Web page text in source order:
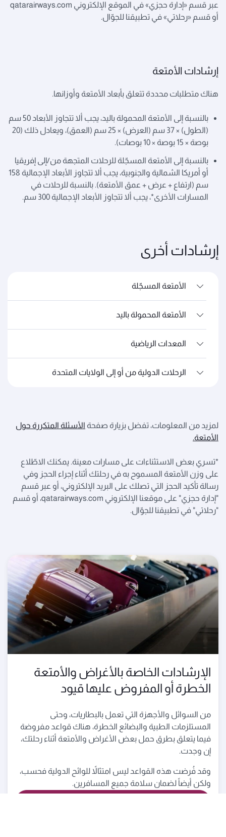
عبر قسم «إدارة حجزي» في الموقع الإلكتروني qatarairways.com
أو قسم «رحلاتي» في تطبيقنا للجوّال.
إرشادات الأمتعة
هناك متطلبات محددة تتعلق بأبعاد الأمتعة وأوزانها.
بالنسبة إلى الأمتعة المحمولة باليد، يجب ألا تتجاوز الأبعاد 50 سم
(الطول) × 37 سم (العرض) × 25 سم (العمق)، ويعادل ذلك (20
بوصة × 15 بوصة × 10 بوصات).
بالنسبة إلى الأمتعة المسجّلة للرحلات المتجهة من/إلى إفريقيا
أو أمريكا الشمالية والجنوبية، يجب ألا تتجاوز الأبعاد الإجمالية 158
سم (ارتفاع + عرض + عمق الأمتعة). بالنسبة للرحلات في
المسارات الأخرى*، يجب ألا تتجاوز الأبعاد الإجمالية 300 سم.
إرشادات أخرى
الأمتعة المسجّلة
الأمتعة المحمولة باليد
المعدات الرياضية
الرحلات الدولية من أو إلى الولايات المتحدة
لمزيد من المعلومات، تفضل بزيارة صفحة الأسئلة المتكررة حول
الأمتعة.
*تسري بعض الاستثناءات على مسارات معينة. يمكنك الاطّلاع
على وزن الأمتعة المسموح به في رحلتك أثناء إجراء الحجز وفي
رسالة تأكيد الحجز التي تصلك على البريد الإلكتروني، أو عبر قسم
"إدارة حجزي" على موقعنا الإلكتروني qatarairways.com، أو قسم
"رحلاتي" في تطبيقنا للجوّال.
الإرشادات الخاصة بالأغراض والأمتعة
الخطرة أو المفروض عليها قيود
من السوائل والأجهزة التي تعمل بالبطاريات، وحتى
المستلزمات الطبية والبضائع الخطرة، هناك قواعد مفروضة
فيما يتعلق بطرق حمل بعض الأغراض والأمتعة أثناء رحلتك،
إن وجدت.
وقد فُرضت هذه القواعد ليس امتثالاً للوائح الدولية فحسب،
ولكن أيضاً لضمان سلامة جميع المسافرين.